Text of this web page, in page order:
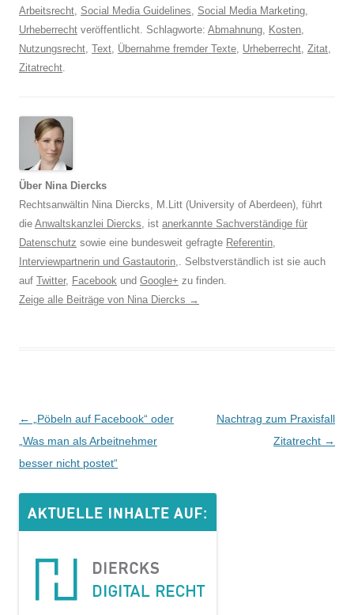
Arbeitsrecht, Social Media Guidelines, Social Media Marketing,
Urheberrecht veröffentlicht. Schlagworte: Abmahnung, Kosten,
Nutzungsrecht, Text, Übernahme fremder Texte, Urheberrecht, Zitat,
Zitatrecht.
Über Nina Diercks
Rechtsanwältin Nina Diercks, M.Litt (University of Aberdeen), führt
die Anwaltskanzlei Diercks, ist anerkannte Sachverständige für
Datenschutz sowie eine bundesweit gefragte Referentin,
Interviewpartnerin und Gastautorin,. Selbstverständlich ist sie auch
auf Twitter, Facebook und Google+ zu finden.
Zeige alle Beiträge von Nina Diercks →
Beitrags-
Navigation
←
„Pöbeln auf Facebook“ oder
„Was man als Arbeitnehmer
besser nicht postet“
Nachtrag zum Praxisfall
Zitatrecht →